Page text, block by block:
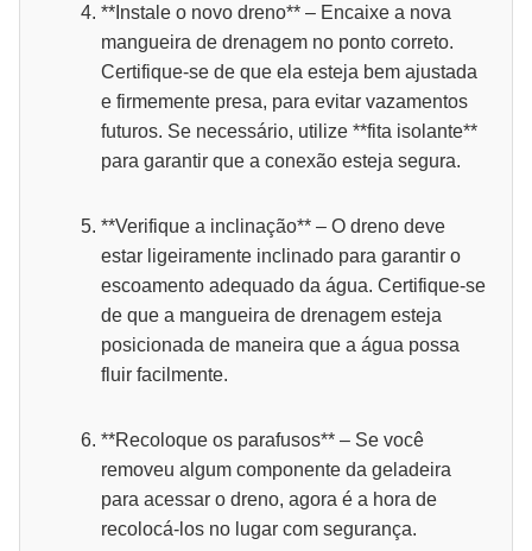
**Instale o novo dreno** – Encaixe a nova
mangueira de drenagem no ponto correto.
Certifique-se de que ela esteja bem ajustada
e firmemente presa, para evitar vazamentos
futuros. Se necessário, utilize **fita isolante**
para garantir que a conexão esteja segura.
**Verifique a inclinação** – O dreno deve
estar ligeiramente inclinado para garantir o
escoamento adequado da água. Certifique-se
de que a mangueira de drenagem esteja
posicionada de maneira que a água possa
fluir facilmente.
**Recoloque os parafusos** – Se você
removeu algum componente da geladeira
para acessar o dreno, agora é a hora de
recolocá-los no lugar com segurança.